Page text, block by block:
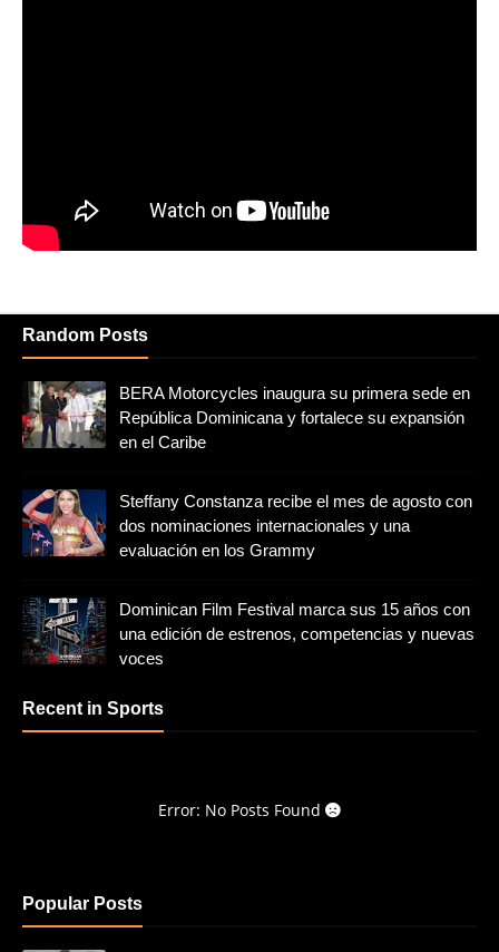
Random Posts
BERA Motorcycles inaugura su primera sede en
República Dominicana y fortalece su expansión
en el Caribe
Steffany Constanza recibe el mes de agosto con
dos nominaciones internacionales y una
evaluación en los Grammy
Dominican Film Festival marca sus 15 años con
una edición de estrenos, competencias y nuevas
voces
Recent in Sports
Error: No Posts Found
Popular Posts